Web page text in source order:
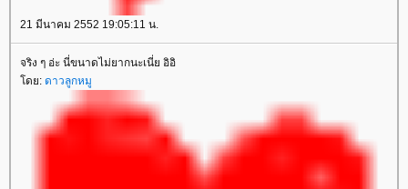
21 มีนาคม 2552 19:05:11 น.
จริง ๆ อ่ะ นี่ขนาดไม่ยากนะเนี่ย อิอิ
ดย: ดาวลูกหมู